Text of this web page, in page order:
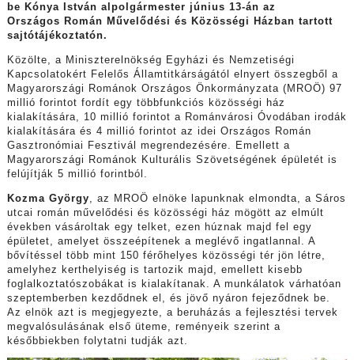
be Kónya István alpolgármester június 13-án az
Országos Román Művelődési és Közösségi Házban tartott
sajtótájékoztatón.
Közölte, a Miniszterelnökség Egyházi és Nemzetiségi
Kapcsolatokért Felelős Államtitkárságától elnyert összegből a
Magyarországi Románok Országos Önkormányzata (MROÖ) 97
millió forintot fordít egy többfunkciós közösségi ház
kialakítására, 10 millió forintot a Románvárosi Óvodában irodák
kialakítására és 4 millió forintot az idei Országos Román
Gasztronómiai Fesztivál megrendezésére. Emellett a
Magyarországi Románok Kulturális Szövetségének épületét is
felújítják 5 millió forintból.
Kozma György , az MROÖ elnöke lapunknak elmondta, a Sáros
utcai román művelődési és közösségi ház mögött az elmúlt
években vásároltak egy telket, ezen húznak majd fel egy
épületet, amelyet összeépítenek a meglévő ingatlannal. A
bővítéssel több mint 150 férőhelyes közösségi tér jön létre,
amelyhez kerthelyiség is tartozik majd, emellett kisebb
foglalkoztatószobákat is kialakítanak. A munkálatok várhatóan
szeptemberben kezdődnek el, és jövő nyáron fejeződnek be.
Az elnök azt is megjegyezte, a beruházás a fejlesztési tervek
megvalósulásának első üteme, reményeik szerint a
későbbiekben folytatni tudják azt.